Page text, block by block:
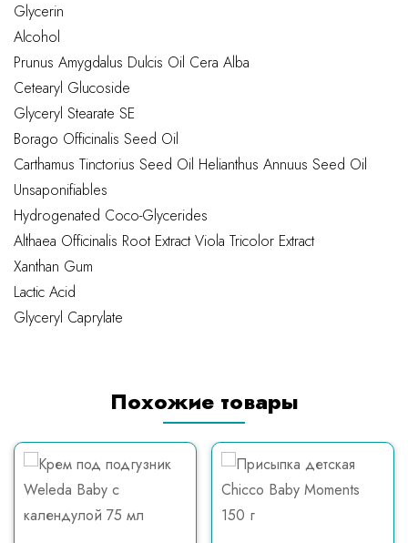
Glycerin
Alcohol
Prunus Amygdalus Dulcis Oil Cera Alba
Cetearyl Glucoside
Glyceryl Stearate SE
Borago Officinalis Seed Oil
Carthamus Tinctorius Seed Oil Helianthus Annuus Seed Oil
Unsaponifiables
Hydrogenated Coco-Glycerides
Althaea Officinalis Root ExtractViola Tricolor Extract
Xanthan Gum
Lactic Acid
Glyceryl Caprylate
Похожие товары